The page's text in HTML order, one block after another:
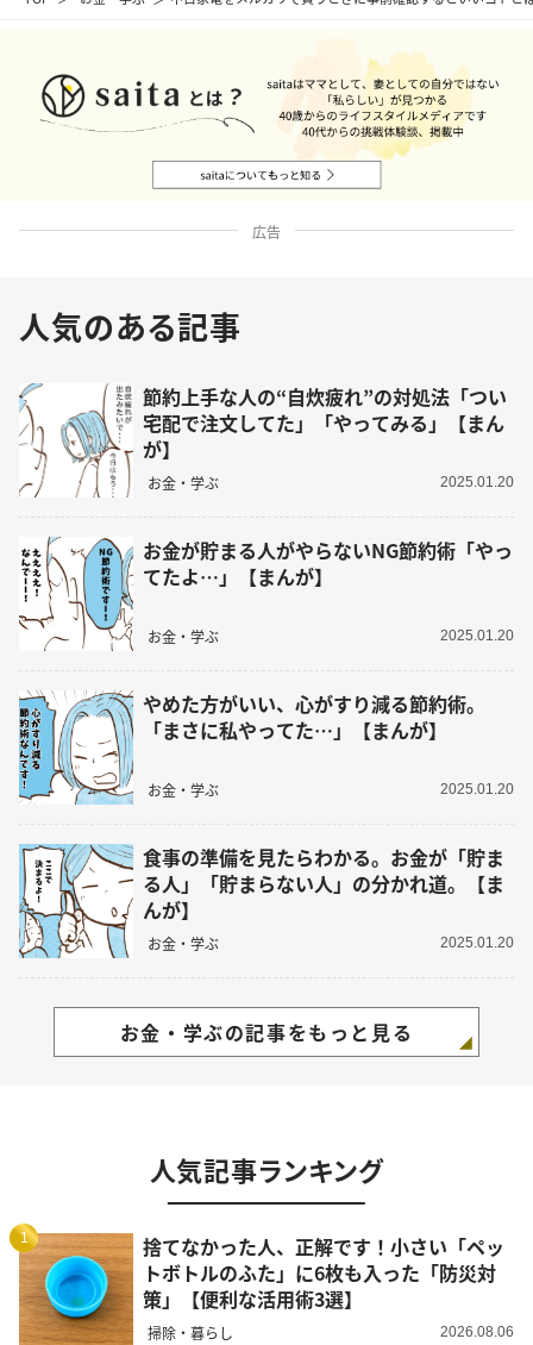
広告
人気のある記事
節約上手な人の“自炊疲れ”の対処法「つい
宅配で注文してた」「やってみる」【まん
が】
お金・学ぶ 2025.01.20
お金が貯まる人がやらないNG節約術「やっ
てたよ…」【まんが】
お金・学ぶ 2025.01.20
やめた方がいい、心がすり減る節約術。
「まさに私やってた…」【まんが】
お金・学ぶ 2025.01.20
食事の準備を見たらわかる。お金が「貯ま
る人」「貯まらない人」の分かれ道。【ま
んが】
お金・学ぶ 2025.01.20
お金・学ぶの記事をもっと見る
人気記事ランキング
1
捨てなかった人、正解です！小さい「ペッ
トボトルのふた」に6枚も入った「防災対
策」【便利な活用術3選】
掃除・暮らし 2026.08.06